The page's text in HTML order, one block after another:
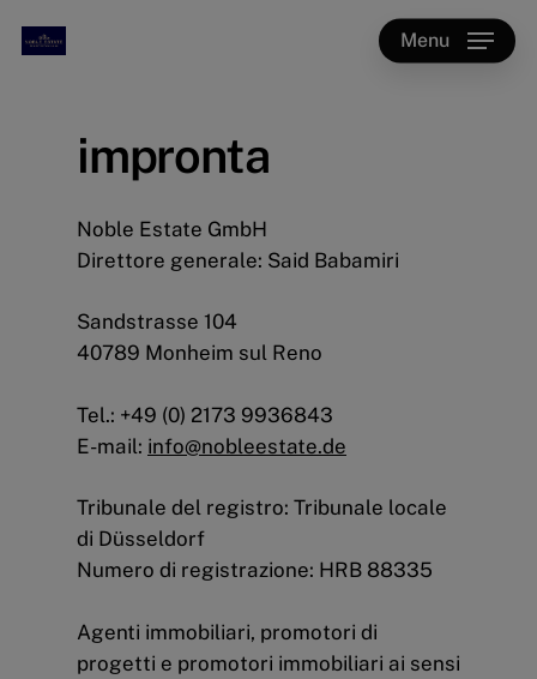
Menu
impronta
Noble Estate GmbH
Direttore generale: Said Babamiri
Sandstrasse 104
40789 Monheim sul Reno
Tel.: +49 (0) 2173 9936843
E-mail: info@nobleestate.de
Tribunale del registro: Tribunale locale
di Düsseldorf
Numero di registrazione: HRB 88335
Agenti immobiliari, promotori di
progetti e promotori immobiliari ai sensi